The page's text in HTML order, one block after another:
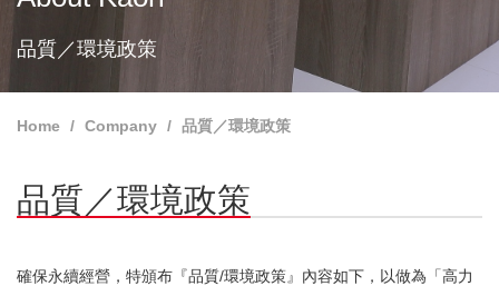
品質／環境政策
Home Company 品質／環境政策
品質／環境政策
確保永續經營，特頒布『品質/環境政策』內容如下，以做為「高力